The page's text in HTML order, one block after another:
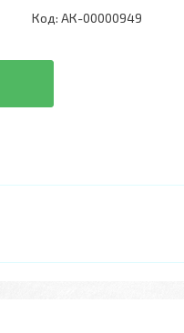
Код: АК-00000949